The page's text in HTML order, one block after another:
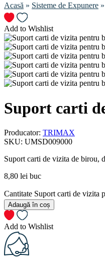
Acasă » Sisteme de Expunere
Add to Wishlist
Suport carti
Producator: TRIMAX
SKU: UMSD009000
Suport carti de vizita de birou,
8,80 lei buc
Cantitate Suport carti de vizita
Adaugă în coș
Add to Wishlist